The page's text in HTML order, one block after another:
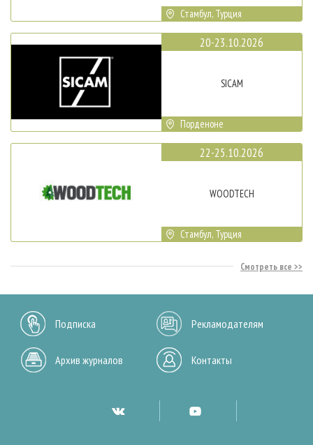
Стамбул, Турция
20-23.10.2026
SICAM
Порденоне
22-25.10.2026
WOODTECH
Стамбул, Турция
Смотреть все
Подписка Рекламодателям
Архив журналов Контакты